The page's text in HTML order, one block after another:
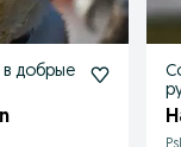
в добрые